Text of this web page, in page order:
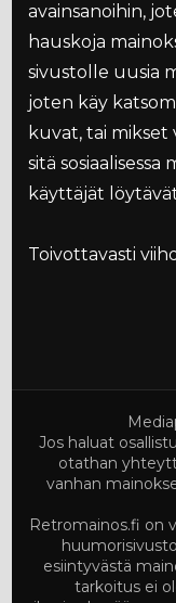
avainsanoihin,
hauskoja
sivustolle uusia
joten käy
kuvat, tai mikset
sitä
käyttäjät
Toivottavasti
Jos haluat
otathan
vanhan
Retromainos.fi on
esiintyvästä
tarkoitus ei